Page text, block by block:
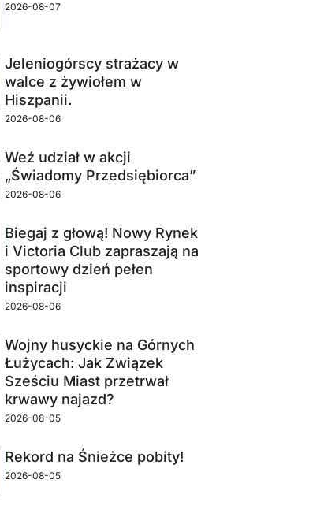
2026-08-07
Jeleniogórscy strażacy w
walce z żywiołem w
Hiszpanii.
2026-08-06
Weź udział w akcji
„Świadomy Przedsiębiorca”
2026-08-06
Biegaj z głową! Nowy Rynek
i Victoria Club zapraszają na
sportowy dzień pełen
inspiracji
2026-08-06
Wojny husyckie na Górnych
Łużycach: Jak Związek
Sześciu Miast przetrwał
krwawy najazd?
2026-08-05
Rekord na Śnieżce pobity!
2026-08-05